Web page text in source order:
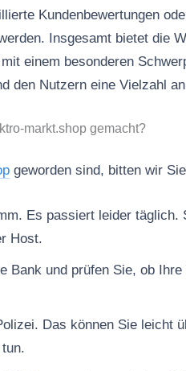
Kundenbewertungen
Insgesamt bietet die
einem besonderen
den Nutzern eine Vielzahl
markt.shop gemacht?
geworden sind, bitten wir
Es passiert leider täglich.
Host.
Bank und prüfen Sie, ob
Das können Sie leicht
tun.